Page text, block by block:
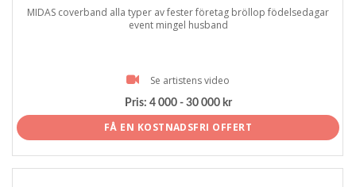
MIDAS coverband alla typer av fester företag bröllop födelsedagar
event mingel husband
Se artistens video
Pris: 4 000 - 30 000 kr
FÅ EN KOSTNADSFRI OFFERT